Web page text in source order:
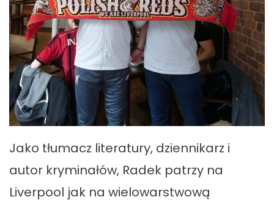
Jako tłumacz literatury, dziennikarz i
autor kryminałów, Radek patrzy na
Liverpool jak na wielowarstwową